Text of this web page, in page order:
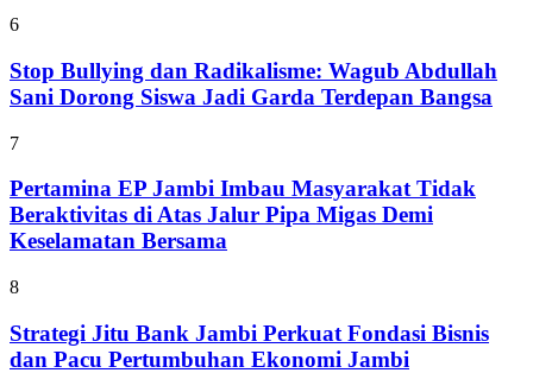
6
Stop Bullying dan Radikalisme: Wagub Abdullah
Sani Dorong Siswa Jadi Garda Terdepan Bangsa
7
Pertamina EP Jambi Imbau Masyarakat Tidak
Beraktivitas di Atas Jalur Pipa Migas Demi
Keselamatan Bersama
8
Strategi Jitu Bank Jambi Perkuat Fondasi Bisnis
dan Pacu Pertumbuhan Ekonomi Jambi